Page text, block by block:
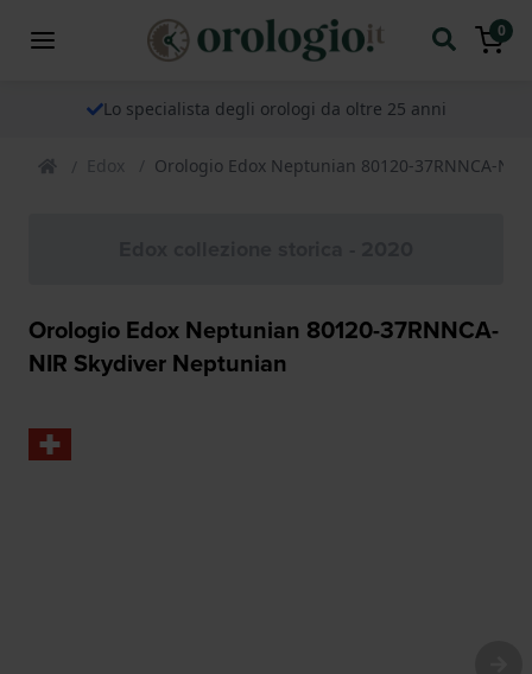
0
Lo specialista degli orologi da oltre 25 anni
Edox Orologio Edox Neptunian 80120-37RNNCA-
Orologio Edox Neptunian 80120-37RNNCA-
NIR Skydiver Neptunian